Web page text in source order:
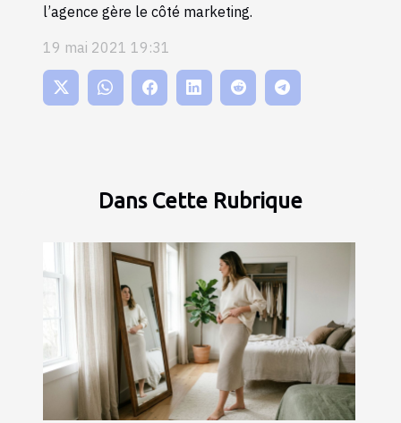
l’agence gère le côté marketing.
19 mai 2021 19:31
Dans Cette Rubrique